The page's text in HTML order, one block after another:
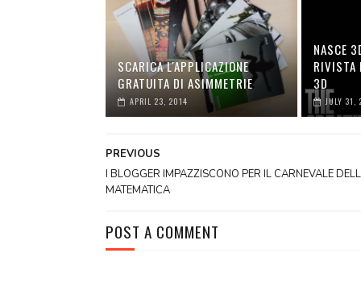
SCARICA L'APPLICAZIONE
GRATUITA DI ASIMMETRIE
APRIL 23, 2014
NASCE
RIVISTA
3D
JULY 31,
PREVIOUS
I BLOGGER IMPAZZISCONO PER IL CARNEVALE
MATEMATICA
POST A COMMENT